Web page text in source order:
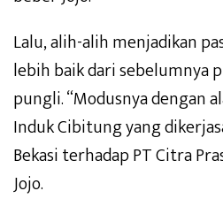
Lalu, alih-alih menjadikan
lebih baik dari sebelumnya
pungli. “Modusnya dengan
Induk Cibitung yang
Bekasi terhadap PT Citra
Jojo.